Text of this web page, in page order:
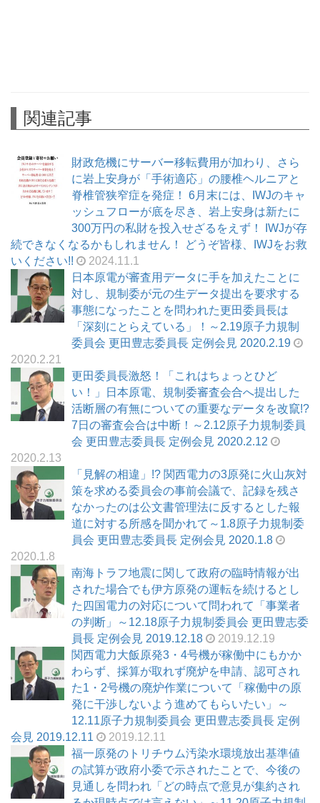
関連記事
財政危機にサーバー移転費用が加わり、さら
に岩上安身が「手術適応」の腰椎ヘルニアと
脊椎管狭窄症を発症！ 6月末には、IWJのキャ
ッシュフローが底を尽き、岩上安身は新たに
300万円の私財を投入せざるをえず！ IWJが存
続できなくなるかもしれません！ どうぞ皆様、IWJをお救
いください!!
2024.11.1
日本原電が審査用データに手を加えたことに
対し、規制委が元の生データ提出を要求する
事態になったことを問われた更田委員長は
「深刻にとらえている」！～2.19原子力規制
委員会 更田豊志委員長 定例会見 2020.2.19
2020.2.21
更田委員長激怒！「これはちょっとひど
い！」日本原電、規制委審査会合へ提出した
活断層の有無についての重要なデータを改竄!?
7日の審査会合は中断！～2.12原子力規制委員
会 更田豊志委員長 定例会見 2020.2.12
2020.2.13
「見解の相違」!? 関西電力の3原発に火山灰対
策を求める委員会の事前会議で、記録を残さ
なかったのは公文書管理法に反するとした報
道に対する所感を聞かれて～1.8原子力規制委
員会 更田豊志委員長 定例会見 2020.1.8
2020.1.8
南海トラフ地震に関して政府の臨時情報が出
された場合でも伊方原発の運転を続けるとし
た四国電力の対応について問われて「事業者
の判断」～12.18原子力規制委員会 更田豊志委
員長 定例会見 2019.12.18
2019.12.19
関西電力大飯原発3・4号機が稼働中にもかか
わらず、採算が取れず廃炉を申請、認可され
た1・2号機の廃炉作業について「稼働中の原
発に干渉しないよう進めてもらいたい」～
12.11原子力規制委員会 更田豊志委員長 定例
会見 2019.12.11
2019.12.11
福一原発のトリチウム汚染水環境放出基準値
の試算が政府小委で示されたことで、今後の
見通しを問われ「どの時点で意見が集約され